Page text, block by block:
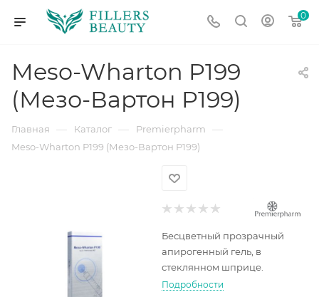
0
Meso-Wharton P199
(Мезо-Вартон P199)
Главная — Каталог — Premierpharm —
Meso-Wharton P199 (Мезо-Вартон P199)
Бесцветный прозрачный
апирогенный гель, в
стеклянном шприце.
Подробности